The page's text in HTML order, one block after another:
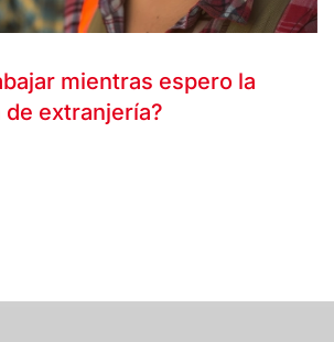
mientras espero la
extranjería?